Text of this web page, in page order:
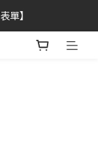
單】